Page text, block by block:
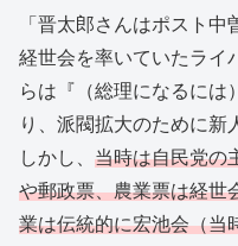
「晋太郎さんはポスト
経世会を率いていたライ
らは『（総理になるには
り、派閥拡大のために新
しかし、 当時は自民党の
や郵政票、農業票は経世
業は伝統的に宏池会（当